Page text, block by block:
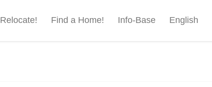
Relocate! Find a Home! Info-Base English